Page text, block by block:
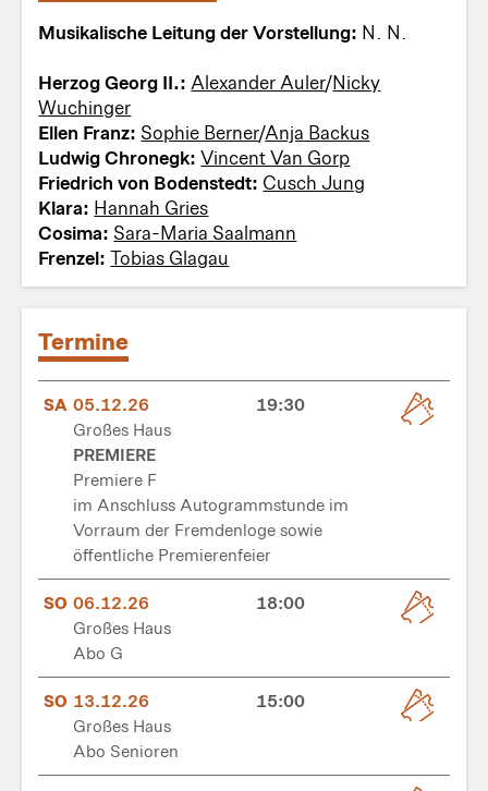
Musikalische Leitung der Vorstellung: N. N.
Herzog Georg II.:Alexander Auler/Nicky
Wuchinger
Ellen Franz: Sophie Berner/Anja Backus
Ludwig Chronegk:Vincent Van Gorp
Friedrich von Bodenstedt: Cusch Jung
Klara: Hannah Gries
Cosima: Sara-Maria Saalmann
Frenzel:Tobias Glagau
Termine
SA 05.12.26
19:30
Großes Haus
PREMIERE
Premiere F
im Anschluss Autogrammstunde im
Vorraum der Fremdenloge sowie
öffentliche Premierenfeier
SO 06.12.26
18:00
Großes Haus
Abo G
SO 13.12.26
15:00
Großes Haus
Abo Senioren